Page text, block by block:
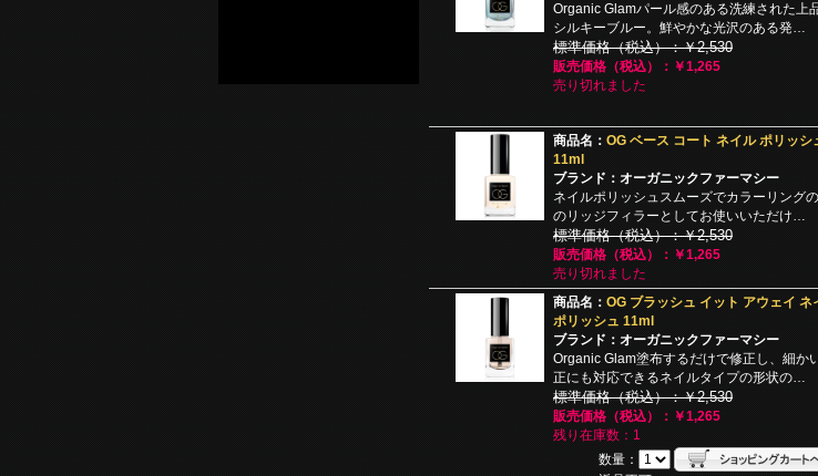
Organic Glamパール感のある洗練された上
シルキーブルー。鮮やかな光沢のある発…
標準価格（税込）：￥2,530
販売価格（税込）：￥1,265
売り切れました
商品名： OG ベース コート ネイル ポリッシ
11ml
ブランド：オーガニックファーマシー
ネイルポリッシュスムーズでカラーリング
のリッジフィラーとしてお使いいただけ…
標準価格（税込）：￥2,530
販売価格（税込）：￥1,265
売り切れました
商品名： OG ブラッシュ イット アウェイ ネ
ポリッシュ 11ml
ブランド：オーガニックファーマシー
Organic Glam塗布するだけで修正し、細か
正にも対応できるネイルタイプの形状の…
標準価格（税込）：￥2,530
販売価格（税込）：￥1,265
残り在庫数：1
数量：